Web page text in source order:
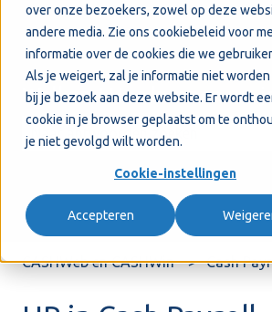
over onze bezoekers, zowel op deze
andere media. Zie ons cookiebeleid voor
informatie over de cookies die we
Als je weigert, zal je informatie niet
bij je bezoek aan deze website. Er wordt
cookie in je browser geplaatst om te
je niet gevolgd wilt worden.
Cookie-instellingen
Accepteren
Welkom! Hoe kunnen we
CASHWeb en CASHWin Cash